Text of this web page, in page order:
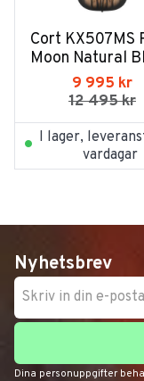
Cort KX507MS
Moon Natural
Burst
9 995 kr
12 495kr
I lager,
vardagar
Nyhetsbrev
Dina personuppgifter